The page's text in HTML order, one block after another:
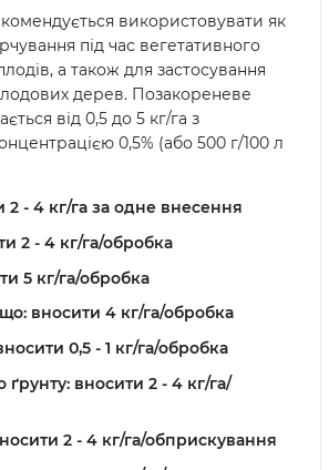
використовувати як
під час вегетативного
а також для застосування
дерев. Позакореневе
від 0,5 до 5 кг/га з
0,5% (або 500 г/100 л
2 - 4 кг/га за одне внесення
2 - 4 кг/га/обробка
5 кг/га/обробка
вносити 4 кг/га/обробка
0,5 - 1 кг/га/обробка
ґрунту: вносити 2 - 4 кг/га/
2 - 4 кг/га/обприскування